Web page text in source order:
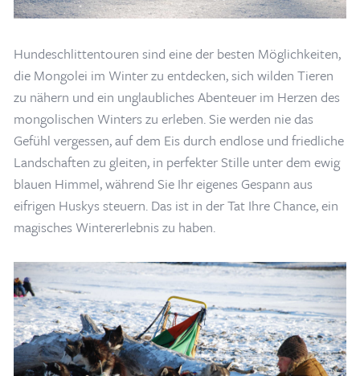
Hundeschlittentouren sind eine der besten Möglichkeiten,
die Mongolei im Winter zu entdecken, sich wilden Tieren
zu nähern und ein unglaubliches Abenteuer im Herzen des
mongolischen Winters zu erleben. Sie werden nie das
Gefühl vergessen, auf dem Eis durch endlose und friedliche
Landschaften zu gleiten, in perfekter Stille unter dem ewig
blauen Himmel, während Sie Ihr eigenes Gespann aus
eifrigen Huskys steuern. Das ist in der Tat Ihre Chance, ein
magisches Wintererlebnis zu haben.